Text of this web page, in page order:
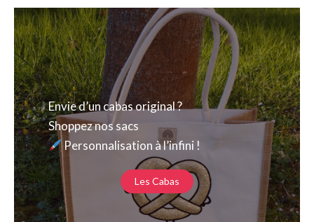
Envie d’un cabas original ?
Shoppez nos sacs
Personnalisation à l’infini !
Les Cabas